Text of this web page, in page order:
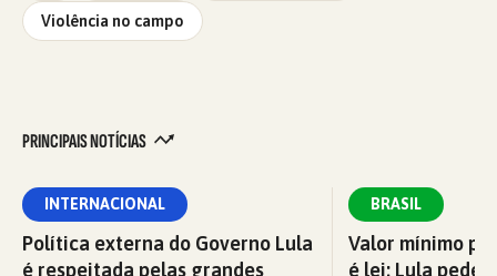
Violência no campo
PRINCIPAIS NOTÍCIAS
INTERNACIONAL
Política externa do Governo Lula
é respeitada pelas grandes
BRASIL
Valor mínimo
é lei; Lula pede